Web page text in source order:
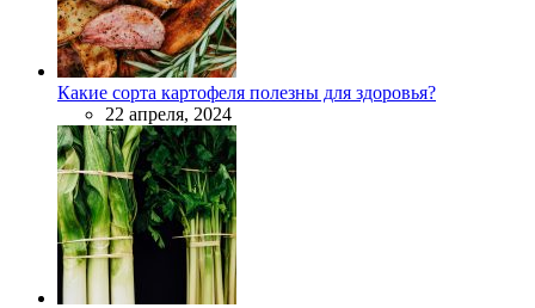
Какие сорта картофеля полезны для здоровья?
22 апреля, 2024